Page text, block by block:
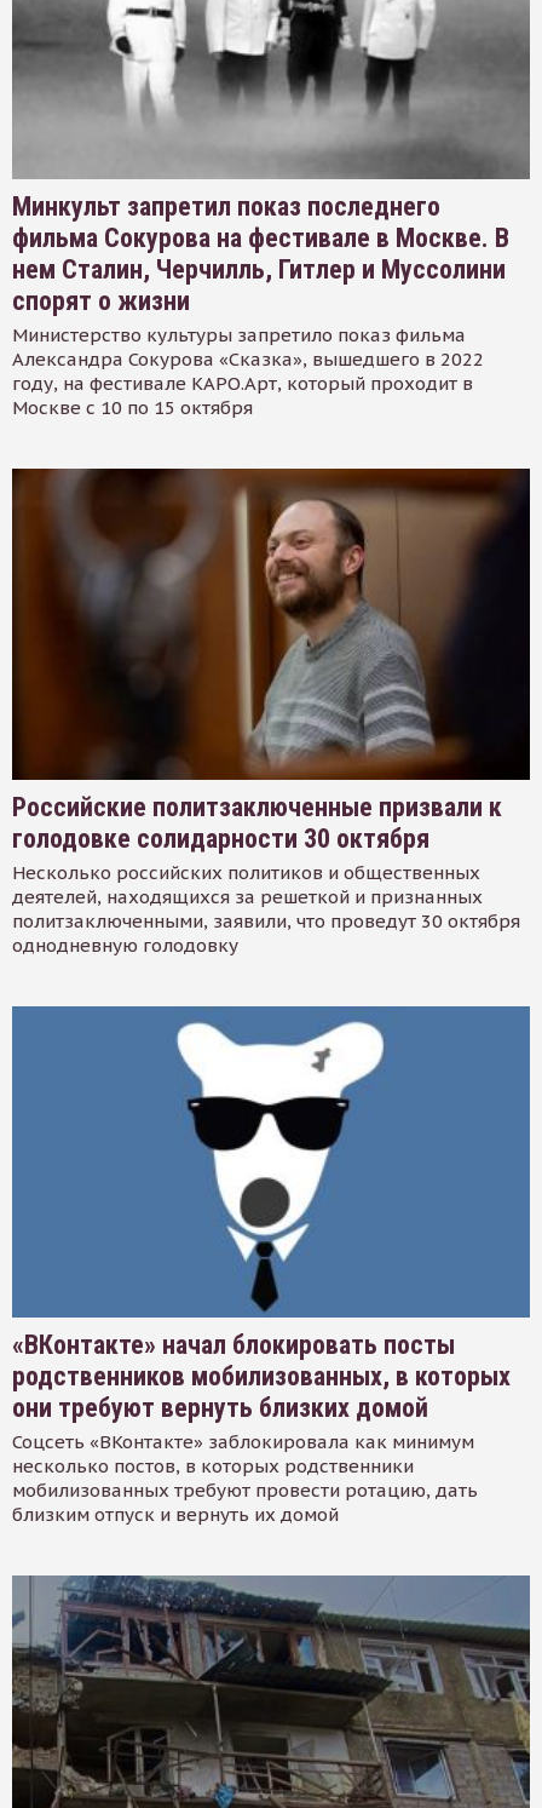
Минкульт запретил показ последнего
фильма Сокурова на фестивале в Москве. В
нем Сталин, Черчилль, Гитлер и Муссолини
спорят о жизни
Министерство культуры запретило показ фильма
Александра Сокурова «Сказка», вышедшего в 2022
году, на фестивале КАРО.Арт, который проходит в
Москве с 10 по 15 октября
Российские политзаключенные призвали к
голодовке солидарности 30 октября
Несколько российских политиков и общественных
деятелей, находящихся за решеткой и признанных
политзаключенными, заявили, что проведут 30 октября
однодневную голодовку
«ВКонтакте» начал блокировать посты
родственников мобилизованных, в которых
они требуют вернуть близких домой
Соцсеть «ВКонтакте» заблокировала как минимум
несколько постов, в которых родственники
мобилизованных требуют провести ротацию, дать
близким отпуск и вернуть их домой